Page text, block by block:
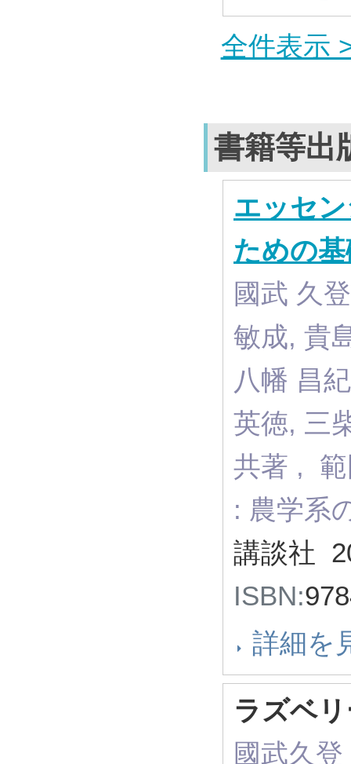
全件表示
書籍等出
エッセ
ための
國武 久
敏成, 貴
八幡 昌
英徳, 三
共著 , 範
: 農学系
講談社
ISBN:
詳細を
ラズベ
國武久